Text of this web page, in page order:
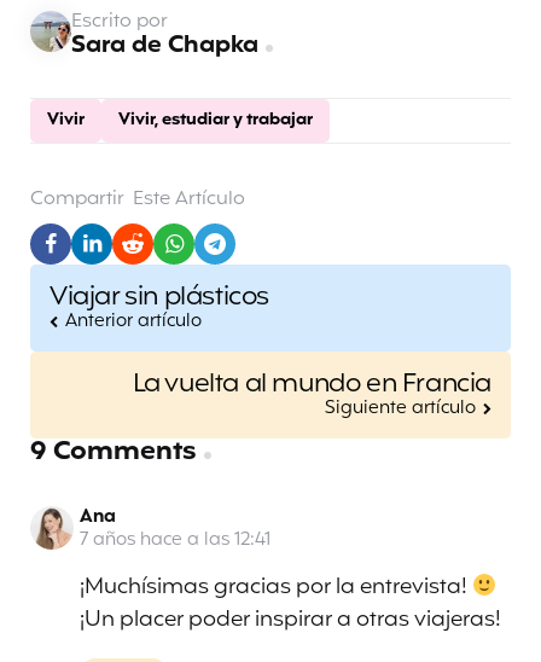
Vivir Vivir, estudiar y trabajar
Escrito por
Sara de Chapka
Compartir Este Artículo
Post
navigation
Viajar sin plásticos
Anterior artículo
La vuelta al mundo en Francia
Siguiente artículo
9 Comments
Ana
7 años hace a las 12:41
¡Muchísimas gracias por la entrevista!
¡Un placer poder inspirar a otras viajeras!